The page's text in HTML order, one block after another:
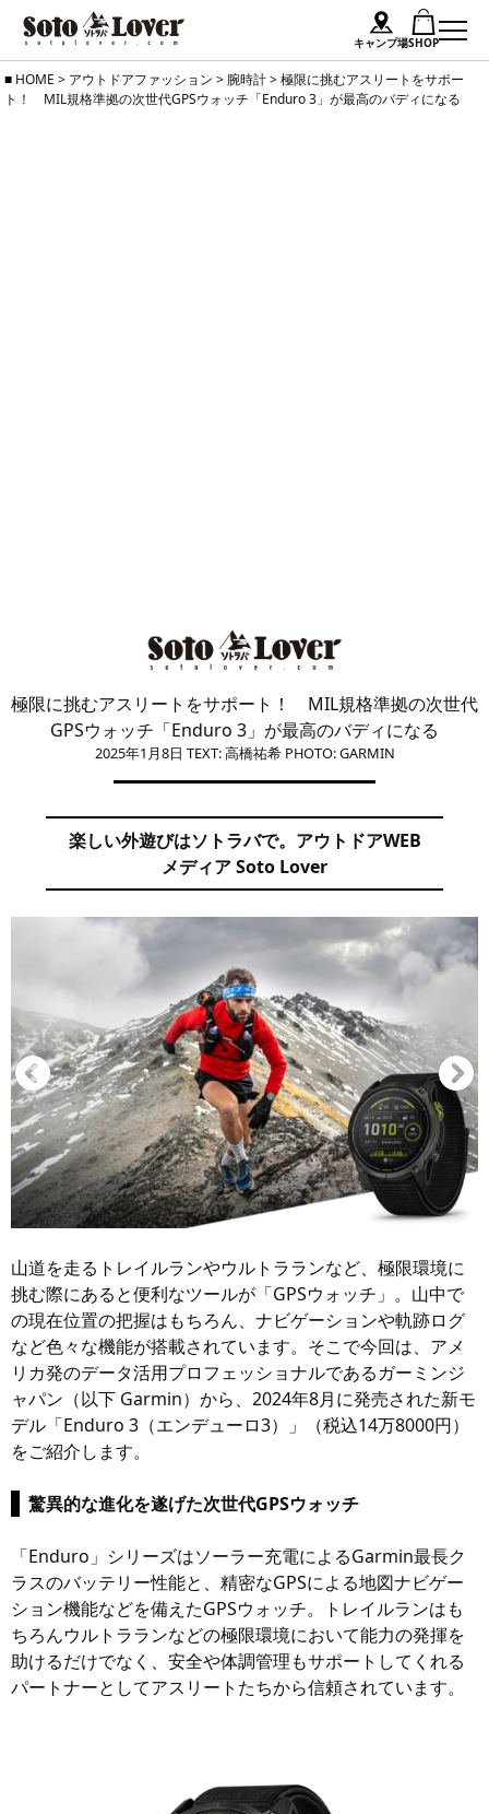
キャンプ場SHOP
Skip
to
HOME > アウトドアファッション > 腕時計>極限に挑むアスリートをサポー
ト！ MIL規格準拠の次世代GPSウォッチ「Enduro 3」が最高のバディになる
極限に挑むアスリートをサポート！ MIL規格準拠の次世代
GPSウォッチ「Enduro 3」が最高のバディになる
2025年1月8日 TEXT: 高橋祐希 PHOTO: GARMIN
楽しい外遊びはソトラバで。アウトドアWEB
メディア Soto Lover
山道を走るトレイルランやウルトラランなど、極限環境に
挑む際にあると便利なツールが「GPSウォッチ」。山中で
の現在位置の把握はもちろん、ナビゲーションや軌跡ログ
など色々な機能が搭載されています。そこで今回は、アメ
リカ発のデータ活用プロフェッショナルであるガーミンジ
ャパン（以下 Garmin）から、2024年8月に発売された新モ
デル「Enduro 3（エンデューロ3）」（税込14万8000円）
をご紹介します。
驚異的な進化を遂げた次世代GPSウォッチ
「Enduro」シリーズはソーラー充電によるGarmin最長ク
ラスのバッテリー性能と、精密なGPSによる地図ナビゲー
ション機能などを備えたGPSウォッチ。トレイルランはも
ちろんウルトラランなどの極限環境において能力の発揮を
助けるだけでなく、安全や体調管理もサポートしてくれる
パートナーとしてアスリートたちから信頼されています。